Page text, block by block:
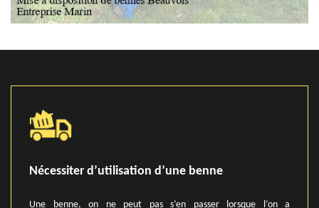
Nécessiter d’utilisation d’une benne
Une benne, on ne peut pas s’en passer lorsque l’on a